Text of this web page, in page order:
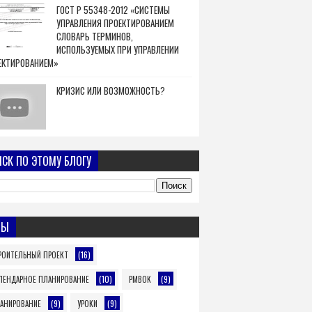
ГОСТ Р 55348-2012 «СИСТЕМЫ
УПРАВЛЕНИЯ ПРОЕКТИРОВАНИЕМ
СЛОВАРЬ ТЕРМИНОВ,
ИСПОЛЬЗУЕМЫХ ПРИ УПРАВЛЕНИИ
КРИЗИС ИЛИ ВОЗМОЖНОСТЬ?
ПО ЭТОМУ БЛОГУ
ПРОЕКТ (16)
ПЛАНИРОВАНИЕ (10) PMBOK (9)
(9) УРОКИ (9)